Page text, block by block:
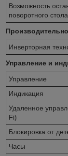
Возможность
поворотного стола
Инверторная
Управление и
Управление
Индикация
Удаленное
Fi)
Блокировка от
Часы